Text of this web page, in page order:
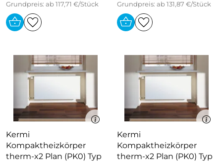
Grundpreis: ab 117,71 €/Stück Grundpreis: ab 131,87 €/Stück
Kermi
Kompaktheizkörper
therm-x2 Plan (PK0) Typ
Kermi
Kompaktheizkörper
therm-x2 Plan (PK0) Typ